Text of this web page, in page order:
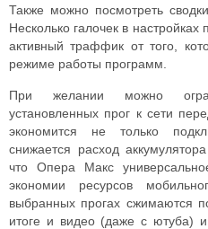
Также можно посмотреть
Несколько галочек в
активный траффик от того,
режиме работы программ.
При желании можно
установленных прог к сети
экономится не только
снижается расход
что Опера Макс
экономии ресурсов
выбранных прогах сжимаются
итоге и видео (даже с ютуба)